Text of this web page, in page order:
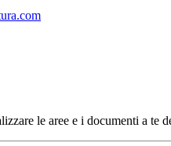
le aree e i documenti a te